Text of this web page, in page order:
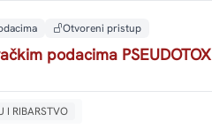
Otvoreni pristup
podacima PSEUDOTOX
I RIBARSTVO